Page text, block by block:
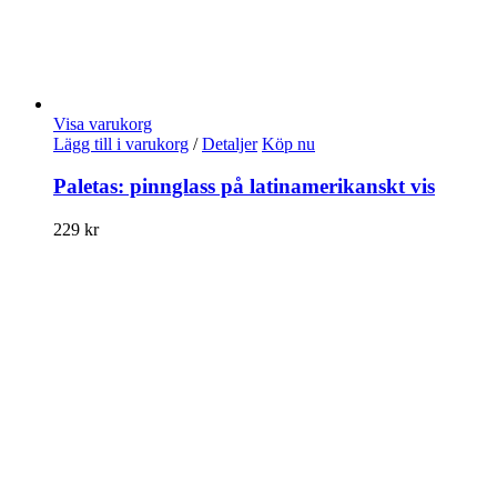
Visa varukorg
Lägg till i varukorg / Detaljer Köp nu
Paletas: pinnglass på latinamerikanskt vis
229 kr